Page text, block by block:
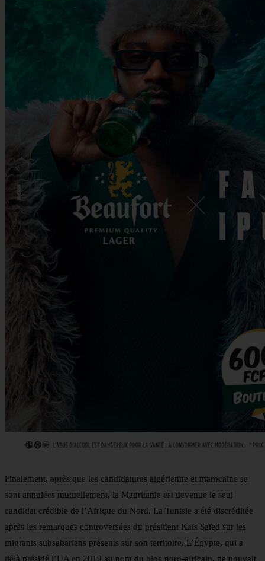
Finalement, après que les candidatures algérienne et marocaine se
sont annulées mutuellement, la Mauritanie est devenue le seul
candidat crédible de l’Afrique du Nord. La Tunisie a été discréditée
après les remarques controversées du président Kaïs Saïed sur les
migrants subsahariens présents sur son territoire. L’Égypte, qui a
déjà présidé l’UA en 2019 au nom du bloc nord-africain, ne pouvait